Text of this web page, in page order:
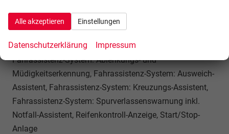
Verkehrszeichenerkennung, Audi connect (Notruf- und
Assistance-System), Progressivlenkung, Heckleuchten
LED, Einparkhilfe vorn und hinten, optisch (APS Plus),
Fahrassistenz-System: Ablenkungs- und
Müdigkeitserkennung, Fahrassistenz-System: Ausweich-
Assistent, Fahrassistenz-System: Kreuzungs-Assistent,
Fahrassistenz-System: Spurverlassenswarnung inkl.
Notfall-Assistent, Reifenkontroll-Anzeige, Start/Stop-
Anlage
Alle akzeptieren Einstellungen
Datenschutzerklärung Impressum